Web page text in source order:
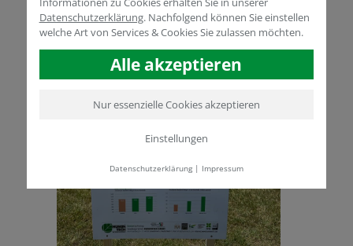
Datenschutzerklärung. Nachfolgend können Sie einstellen
welche Art von Services & Cookies Sie zulassen möchten.
Alle akzeptieren
Nur essenzielle Cookies akzeptieren
Einstellungen
Datenschutzerklärung| Impressum